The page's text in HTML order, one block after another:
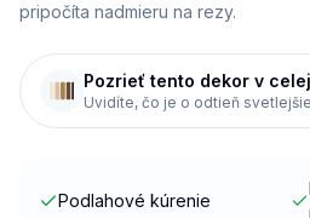
pripočíta nadmieru na rezy.
Pozrieť tento dekor v
Uvidíte, čo je o odtieň
Podlahové kúrenie